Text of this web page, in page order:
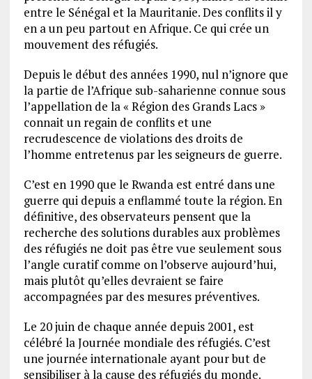
entre le Sénégal et la Mauritanie. Des conflits il y
en a un peu partout en Afrique. Ce qui crée un
mouvement des réfugiés.
Depuis le début des années 1990, nul n’ignore que
la partie de l’Afrique sub-saharienne connue sous
l’appellation de la « Région des Grands Lacs »
connait un regain de conflits et une
recrudescence de violations des droits de
l’homme entretenus par les seigneurs de guerre.
C’est en 1990 que le Rwanda est entré dans une
guerre qui depuis a enflammé toute la région. En
définitive, des observateurs pensent que la
recherche des solutions durables aux problèmes
des réfugiés ne doit pas être vue seulement sous
l’angle curatif comme on l’observe aujourd’hui,
mais plutôt qu’elles devraient se faire
accompagnées par des mesures préventives.
Le 20 juin de chaque année depuis 2001, est
célébré la Journée mondiale des réfugiés. C’est
une journée internationale ayant pour but de
sensibiliser à la cause des réfugiés du monde.